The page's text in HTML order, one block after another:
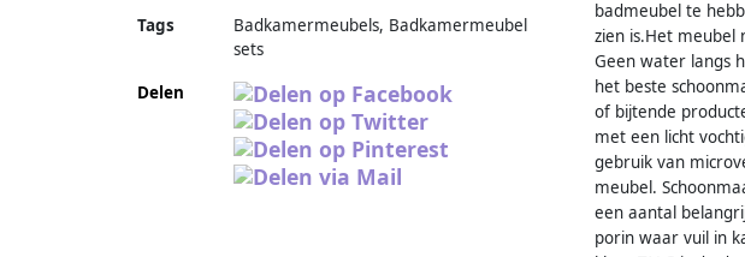
badmeubel te
zien is.Het meubel
Geen water langs
het beste
of bijtende
met een licht
gebruik van
meubel.
een aantal
porin waar vuil in
Tags
Badkamermeubels, Badkamermeubel
sets
Delen